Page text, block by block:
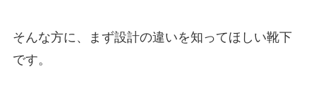
そんな方に、まず設計の違いを知ってほしい靴下
です。